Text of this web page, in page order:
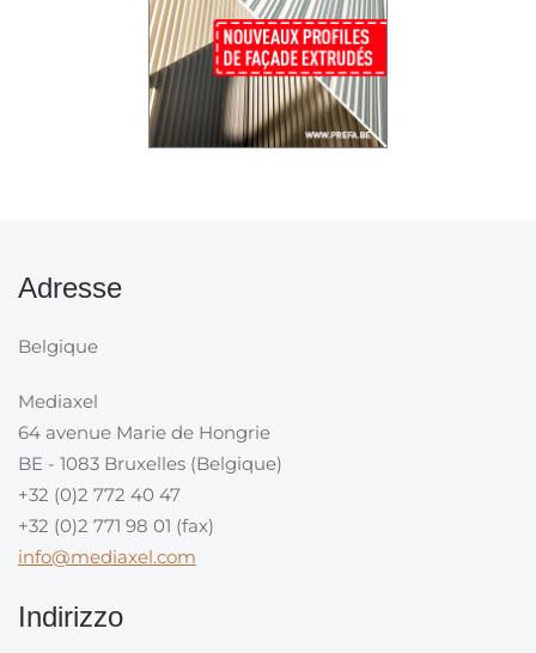
Adresse
Belgique
Mediaxel
64 avenue Marie de Hongrie
BE - 1083 Bruxelles (Belgique)
+32 (0)2 772 40 47
+32 (0)2 771 98 01 (fax)
info@mediaxel.com
Indirizzo